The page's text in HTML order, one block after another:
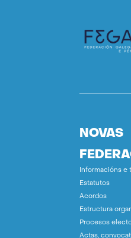
NOVAS
Informacións e
Estatutos
Acordos
Estructura
Procesos
Actas,